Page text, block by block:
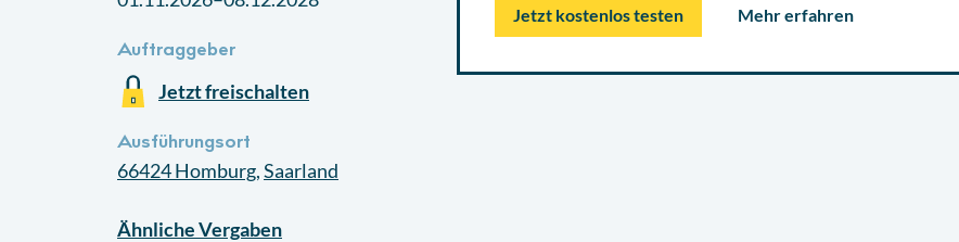
Auftraggeber
Jetzt freischalten
Ausführungsort
66424Homburg,Saarland
ÄhnlicheVergaben
Jetzt kostenlos testen Mehr erfahren